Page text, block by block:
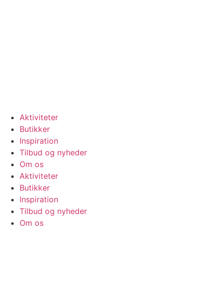
Aktiviteter
Butikker
Inspiration
Tilbud og nyheder
Om os
Aktiviteter
Butikker
Inspiration
Tilbud og nyheder
Om os